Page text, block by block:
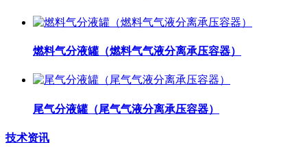
燃料气分液罐（燃料气气液分离承压容器）
尾气分液罐（尾气气液分离承压容器）
技术资讯